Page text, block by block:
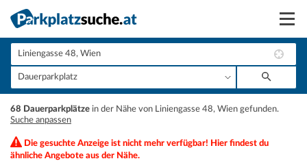
Suchen
Vermieten
Anmelden
68 Dauerparkplätze in der Nähe von Liniengasse 48, Wien gefunden.
Suche anpassen
Die gesuchte Anzeige ist nicht mehr verfügbar! Hier findest du
ähnliche Angebote aus der Nähe.
+
−